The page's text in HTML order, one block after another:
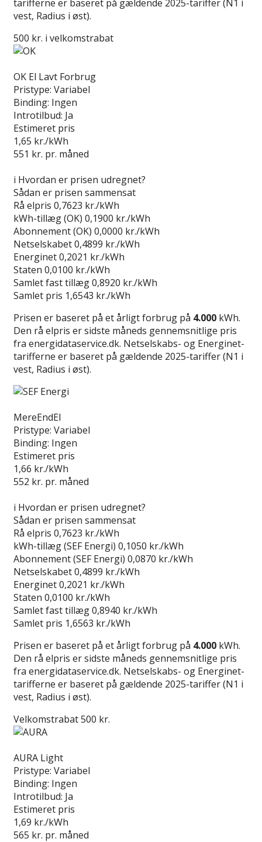
tarifferne er baseret på gældende 2025-tariffer (N1 i
vest, Radius i øst).
500 kr. i velkomstrabat
OK El Lavt Forbrug
Pristype: Variabel
Binding: Ingen
Introtilbud: Ja
Estimeret pris
1,65 kr./kWh
551 kr. pr. måned
i Hvordan er prisen udregnet?
Sådan er prisen sammensat
Rå elpris 0,7623 kr./kWh
kWh-tillæg (OK) 0,1900 kr./kWh
Abonnement (OK) 0,0000 kr./kWh
Netselskabet0,4899 kr./kWh
Energinet0,2021 kr./kWh
Staten 0,0100 kr./kWh
Samlet fast tillæg0,8920 kr./kWh
Samlet pris 1,6543 kr./kWh
Prisen er baseret på et årligt forbrug på 4.000 kWh.
Den rå elpris er sidste måneds gennemsnitlige pris
fra energidataservice.dk. Netselskabs- og Energinet-
tarifferne er baseret på gældende 2025-tariffer (N1 i
vest, Radius i øst).
MereEndEl
Pristype: Variabel
Binding: Ingen
Estimeret pris
1,66 kr./kWh
552 kr. pr. måned
i Hvordan er prisen udregnet?
Sådan er prisen sammensat
Rå elpris 0,7623 kr./kWh
kWh-tillæg (SEF Energi) 0,1050 kr./kWh
Abonnement (SEF Energi) 0,0870 kr./kWh
Netselskabet0,4899 kr./kWh
Energinet0,2021 kr./kWh
Staten 0,0100 kr./kWh
Samlet fast tillæg0,8940 kr./kWh
Samlet pris 1,6563 kr./kWh
Prisen er baseret på et årligt forbrug på 4.000 kWh.
Den rå elpris er sidste måneds gennemsnitlige pris
fra energidataservice.dk. Netselskabs- og Energinet-
tarifferne er baseret på gældende 2025-tariffer (N1 i
vest, Radius i øst).
Velkomstrabat 500 kr.
AURA Light
Pristype: Variabel
Binding: Ingen
Introtilbud: Ja
Estimeret pris
1,69 kr./kWh
565 kr. pr. måned